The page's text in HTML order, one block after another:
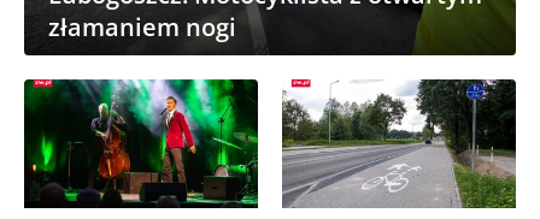
złamaniem nogi